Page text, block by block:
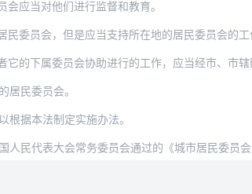
应当对他们进行监督和教育。
应当支持所在地的居民委员会的工作。所在地的居民委员会讨
协助进行的工作，应当经市、市辖区的人民政府或者它的派出
居民委员会。
据本法制定实施办法。
民代表大会常务委员会通过的《城市居民委员会